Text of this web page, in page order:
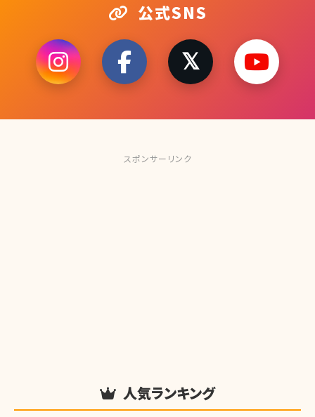
公式SNS
スポンサーリンク
人気ランキング